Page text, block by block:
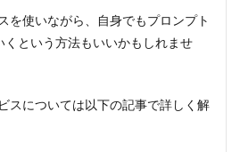
を使いながら、自身でもプロンプト
くという方法もいいかもしれませ
スについては以下の記事で詳しく解